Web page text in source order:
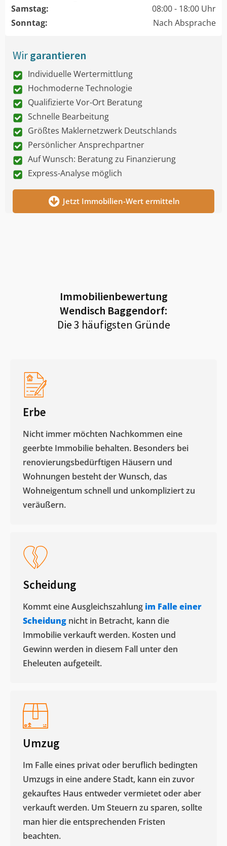
Samstag:
08:00 - 18:00 Uhr
Sonntag:
Nach Absprache
Wirgarantieren
Individuelle Wertermittlung
Hochmoderne Technologie
Qualifizierte Vor-Ort Beratung
Schnelle Bearbeitung
Größtes Maklernetzwerk Deutschlands
Persönlicher Ansprechpartner
Auf Wunsch: Beratung zu Finanzierung
Express-Analyse möglich
Jetzt Immobilien-Wert ermitteln
Immobilienbewertung
Wendisch Baggendorf:
Die 3 häufigsten Gründe
Erbe
Nicht immer möchten Nachkommen eine
geerbte Immobilie behalten. Besonders bei
renovierungsbedürftigen Häusern und
Wohnungen besteht der Wunsch, das
Wohneigentum schnell und unkompliziert zu
veräußern. ​
Scheidung
Kommt eine Ausgleichszahlung im Falle einer
Scheidung nicht in Betracht, kann die
Immobilie verkauft werden. Kosten und
Gewinn werden in diesem Fall unter den
Eheleuten aufgeteilt.​
Umzug
Im Falle eines privat oder beruflich bedingten
Umzugs in eine andere Stadt, kann ein zuvor
gekauftes Haus entweder vermietet oder aber
verkauft werden. Um Steuern zu sparen, sollte
man hier die entsprechenden Fristen
beachten.